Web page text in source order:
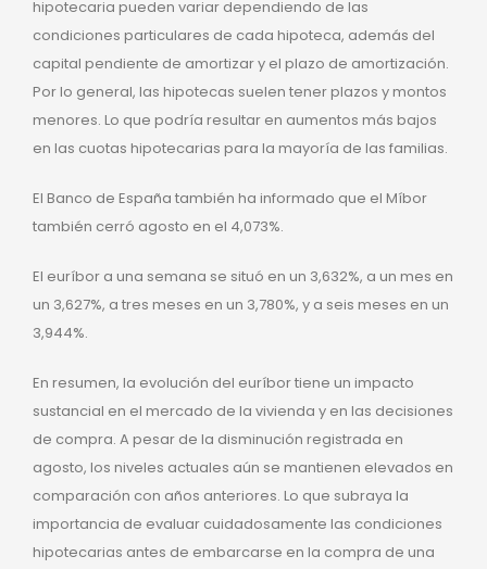
hipotecaria pueden variar dependiendo de las
condiciones particulares de cada hipoteca, además del
capital pendiente de amortizar y el plazo de amortización.
Por lo general, las hipotecas suelen tener plazos y montos
menores. Lo que podría resultar en aumentos más bajos
en las cuotas hipotecarias para la mayoría de las familias.
El Banco de España también ha informado que el Míbor
también cerró agosto en el 4,073%.
El euríbor a una semana se situó en un 3,632%, a un mes en
un 3,627%, a tres meses en un 3,780%, y a seis meses en un
3,944%.
En resumen, la evolución del euríbor tiene un impacto
sustancial en el mercado de la vivienda y en las decisiones
de compra. A pesar de la disminución registrada en
agosto, los niveles actuales aún se mantienen elevados en
comparación con años anteriores. Lo que subraya la
importancia de evaluar cuidadosamente las condiciones
hipotecarias antes de embarcarse en la compra de una